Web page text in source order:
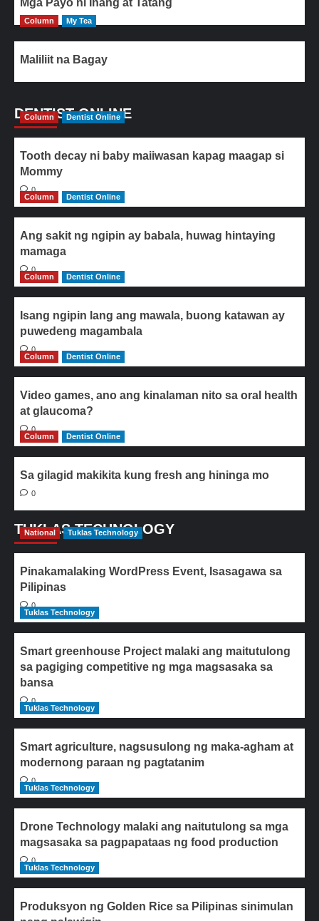
Mga Payo ni Inang at Tatang
Column My Tea
Maliliit na Bagay
DENTIST ONLINE
Column Dentist Online
Tooth decay ni baby maiiwasan kapag maagap si
Mommy
0
Column
Dentist Online
Ang sakit ng ngipin ay babala, huwag hintaying
mamaga
0
Column
Dentist Online
Isang ngipin lang ang mawala, buong katawan ay
puwedeng magambala
0
Column
Dentist Online
Video games, ano ang kinalaman nito sa oral health
at glaucoma?
0
Column
Dentist Online
Sa gilagid makikita kung fresh ang hininga mo
0
TUKLAS TECHNOLOGY
National Tuklas Technology
Pinakamalaking WordPress Event, Isasagawa sa
Pilipinas
0
Tuklas Technology
Smart greenhouse Project malaki ang maitutulong
sa pagiging competitive ng mga magsasaka sa
bansa
0
Tuklas Technology
Smart agriculture, nagsusulong ng maka-agham at
modernong paraan ng pagtatanim
0
Tuklas Technology
Drone Technology malaki ang naitutulong sa mga
magsasaka sa pagpapataas ng food production
0
Tuklas Technology
Produksyon ng Golden Rice sa Pilipinas sinimulan